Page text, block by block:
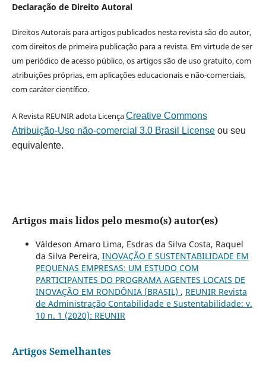
Declaração de Direito Autoral
Direitos Autorais para artigos publicados nesta revista são do autor,
com direitos de primeira publicação para a revista. Em virtude de ser
um periódico de acesso público, os artigos são de uso gratuito, com
atribuições próprias, em aplicações educacionais e não-comerciais,
com caráter científico.
A Revista REUNIR adota LicençaCreative Commons
Atribuição-Uso não-comercial 3.0 Brasil Licenseou seu
equivalente.
Artigos mais lidos pelo mesmo(s) autor(es)
Váldeson Amaro Lima, Esdras da Silva Costa, Raquel
da Silva Pereira, INOVAÇÃO E SUSTENTABILIDADE EM
PEQUENAS EMPRESAS: UM ESTUDO COM
PARTICIPANTES DO PROGRAMA AGENTES LOCAIS DE
INOVAÇÃO EM RONDÔNIA (BRASIL) , REUNIR Revista
de Administração Contabilidade e Sustentabilidade: v.
10 n. 1 (2020): REUNIR
Artigos Semelhantes